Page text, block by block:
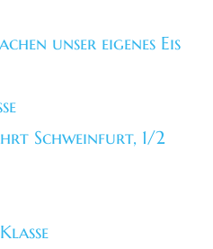
unser eigenes Eis
Schweinfurt, 1/2